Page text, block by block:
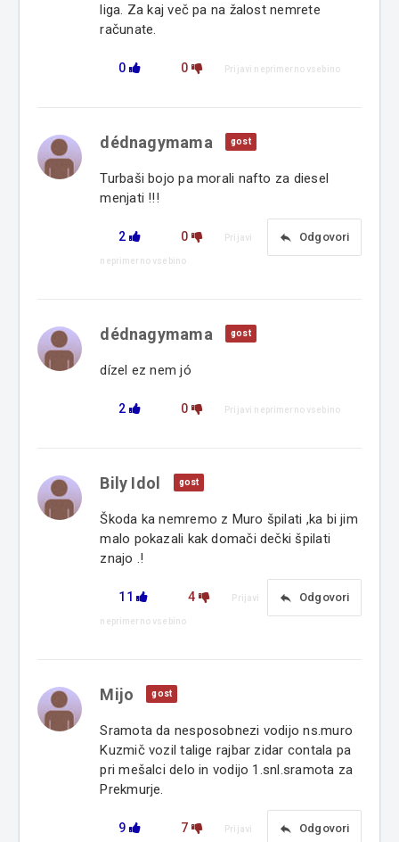
liga. Za kaj več pa na žalost nemrete
računate.
0 0 Prijavi neprimerno vsebino
dédnagymama gost
Turbaši bojo pa morali nafto za diesel
menjati !!!
2 0 reply Odgovori
Prijavi
neprimerno vsebino
dédnagymama gost
dízel ez nem jó
2 0 Prijavi neprimerno vsebino
Bily Idol gost
Škoda ka nemremo z Muro špilati ,ka bi jim
malo pokazali kak domači dečki špilati
znajo .!
11 4 reply Odgovori
Prijavi
neprimerno vsebino
Mijo gost
Sramota da nesposobnezi vodijo ns.muro
Kuzmič vozil talige rajbar zidar contala pa
pri mešalci delo in vodijo 1.snl.sramota za
Prekmurje.
9 7 reply Odgovori
Prijavi